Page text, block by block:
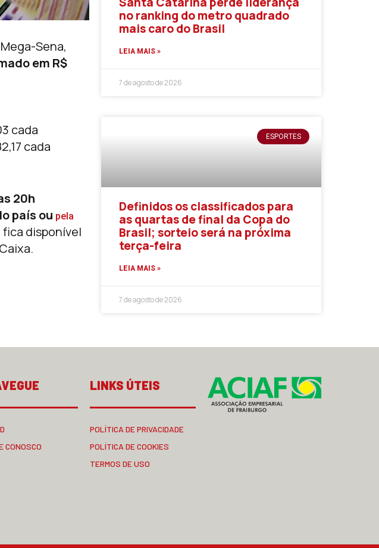
Sena,
em R$
cada
cada
20h
país ou pela
fica disponível
no ranking do metro quadrado
mais caro do Brasil
LEIA MAIS »
7 de agosto de 2026
ESPORTES
Definidos os classificados para
as quartas de final da Copa do
Brasil; sorteio será na próxima
terça-feira
LEIA MAIS »
7 de agosto de 2026
CONOSCO
LINKS ÚTEIS
POLÍTICA DE PRIVACIDADE
POLÍTICA DE COOKIES
TERMOS DE USO